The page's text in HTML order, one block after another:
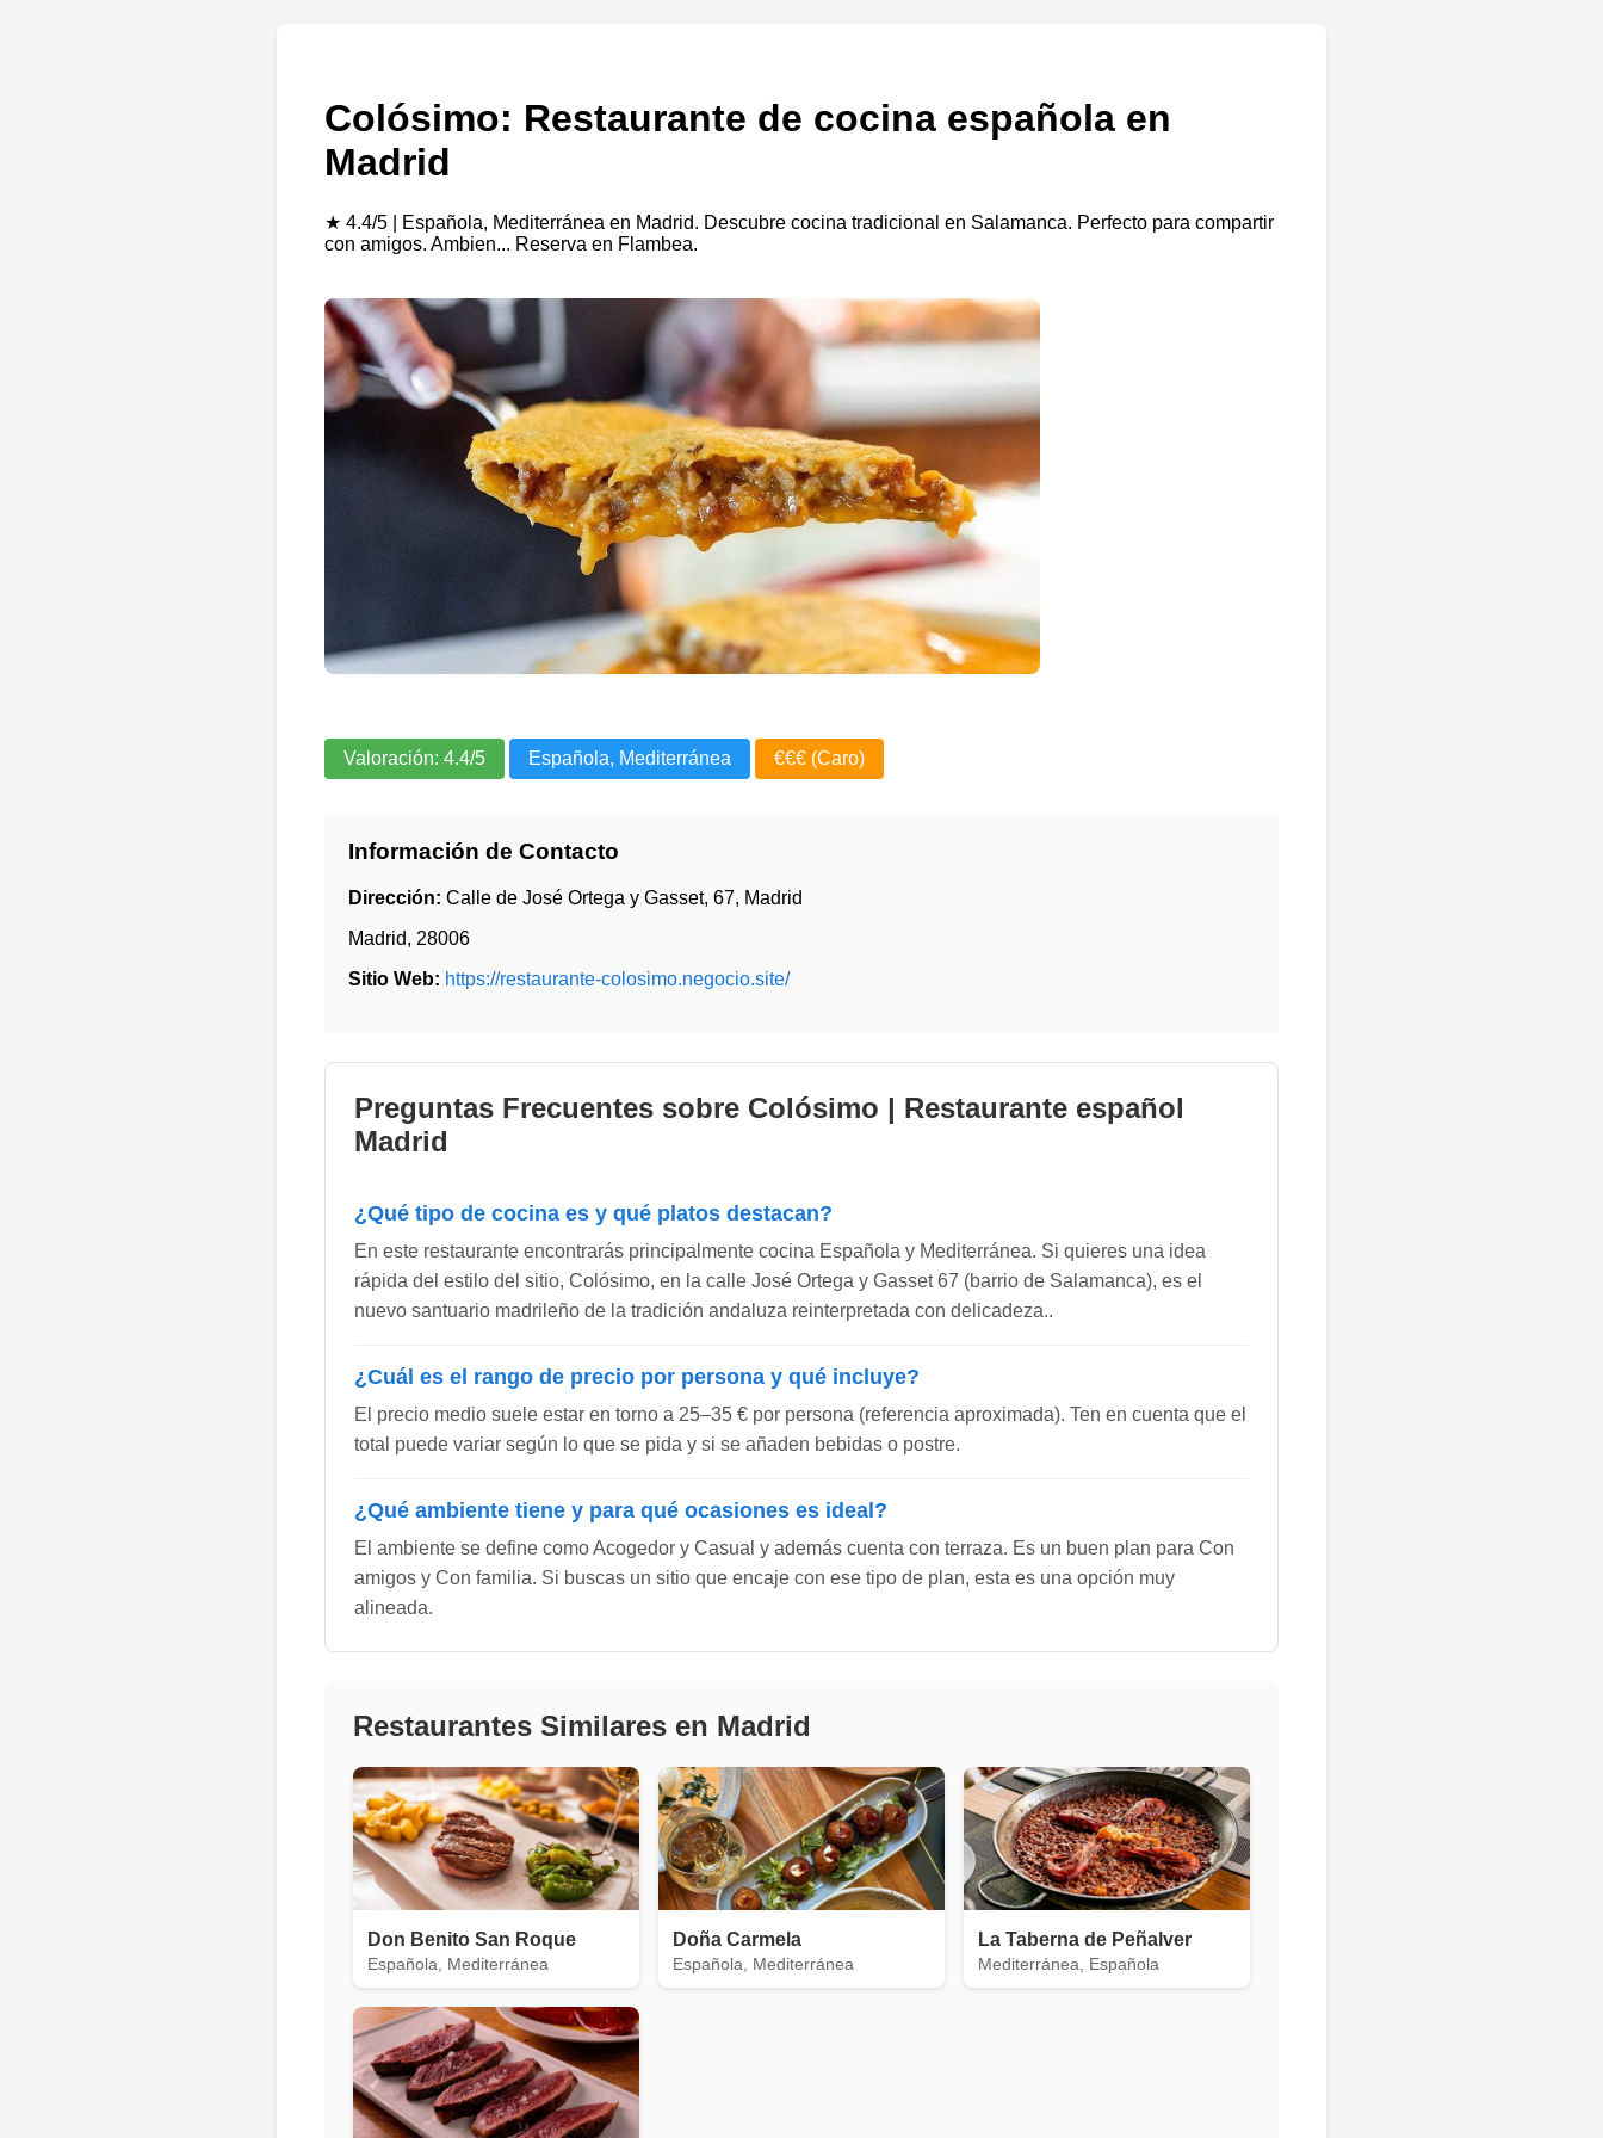
Colósimo: Restaurante de cocina española en
Madrid
★ 4.4/5 | Española, Mediterránea en Madrid. Descubre cocina tradicional en Salamanca. Perfecto para compartir
con amigos. Ambien... Reserva en Flambea.
Valoración: 4.4/5 Española, Mediterránea €€€ (Caro)
Información de Contacto
Dirección: Calle de José Ortega y Gasset, 67, Madrid
Madrid, 28006
Sitio Web: https://restaurante-colosimo.negocio.site/
Preguntas Frecuentes sobre Colósimo | Restaurante español
Madrid
¿Qué tipo de cocina es y qué platos destacan?
En este restaurante encontrarás principalmente cocina Española y Mediterránea. Si quieres una idea
rápida del estilo del sitio, Colósimo, en la calle José Ortega y Gasset 67 (barrio de Salamanca), es el
nuevo santuario madrileño de la tradición andaluza reinterpretada con delicadeza..
¿Cuál es el rango de precio por persona y qué incluye?
El precio medio suele estar en torno a 25–35 € por persona (referencia aproximada). Ten en cuenta que el
total puede variar según lo que se pida y si se añaden bebidas o postre.
¿Qué ambiente tiene y para qué ocasiones es ideal?
El ambiente se define como Acogedor y Casual y además cuenta con terraza. Es un buen plan para Con
amigos y Con familia. Si buscas un sitio que encaje con ese tipo de plan, esta es una opción muy
alineada.
Restaurantes Similares en Madrid
Don Benito San Roque
Española, Mediterránea
Doña Carmela
Española, Mediterránea
La Taberna de Peñalver
Mediterránea, Española